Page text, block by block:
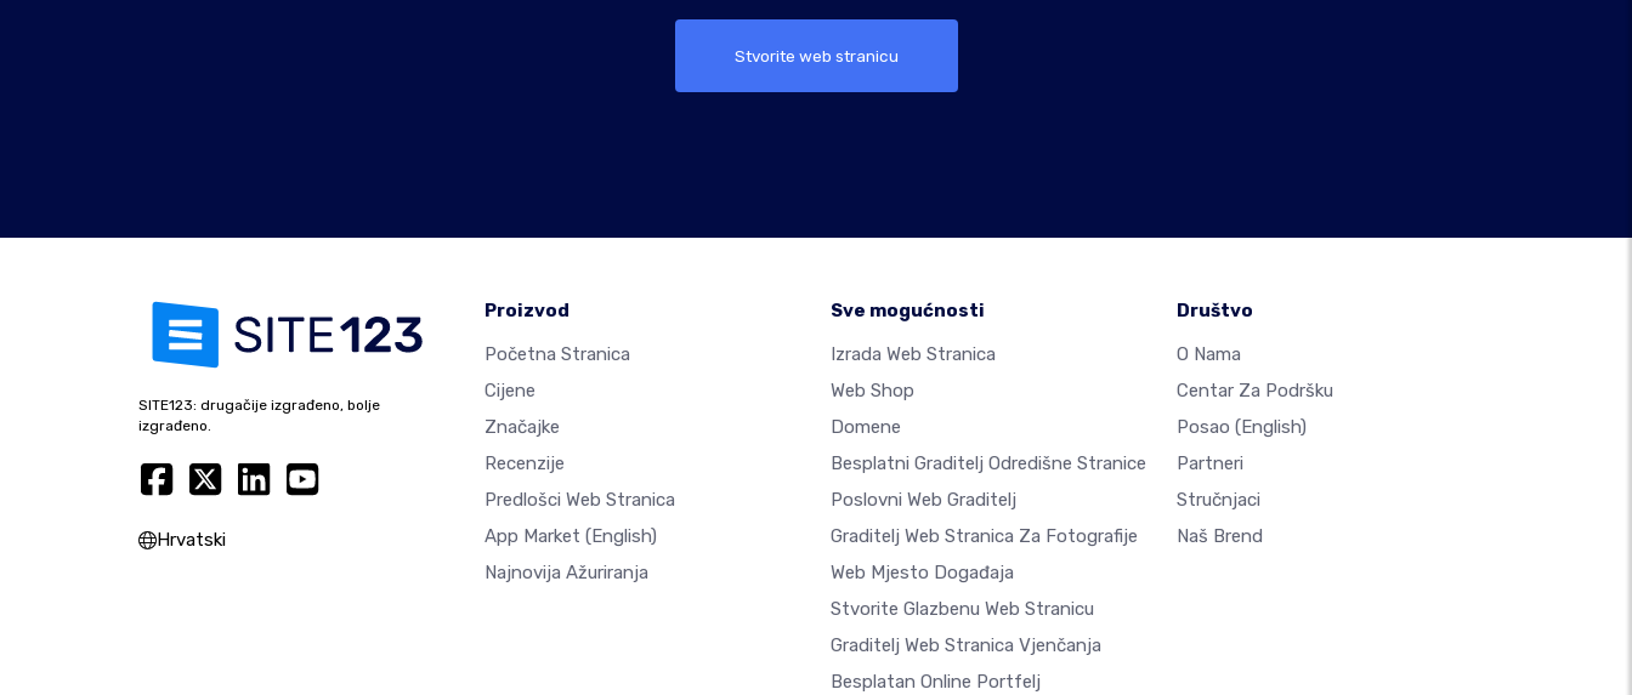
Stvorite web stranicu
SITE123: drugačije izgrađeno, bolje
izgrađeno.
Hrvatski
Proizvod
Početna Stranica
Cijene
Značajke
Recenzije
Predlošci Web Stranica
App Market (English)
Najnovija Ažuriranja
Sve mogućnosti
Izrada Web Stranica
Web Shop
Domene
Besplatni Graditelj Odredišne Stranice
Poslovni Web Graditelj
Graditelj Web Stranica Za Fotografije
Web Mjesto Događaja
Stvorite Glazbenu Web Stranicu
Graditelj Web Stranica Vjenčanja
Besplatan Online Portfelj
Društvo
O Nama
Centar Za Podršku
Posao (English)
Partneri
Stručnjaci
Naš Brend